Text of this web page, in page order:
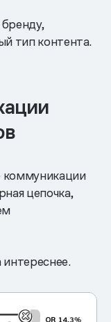
тип контента.
коммуникации
цепочка,